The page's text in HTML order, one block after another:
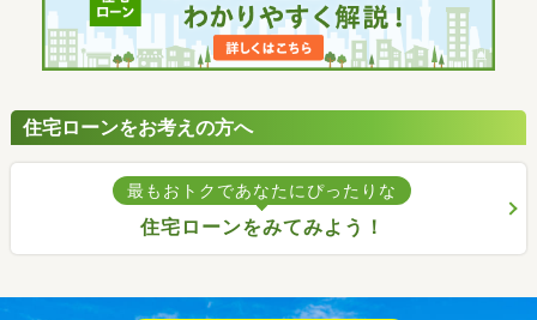
住宅ローンをお考えの方へ
最もおトクであなたにぴったりな
住宅ローンをみてみよう！